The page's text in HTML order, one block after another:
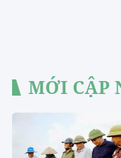
MỚI CẬP